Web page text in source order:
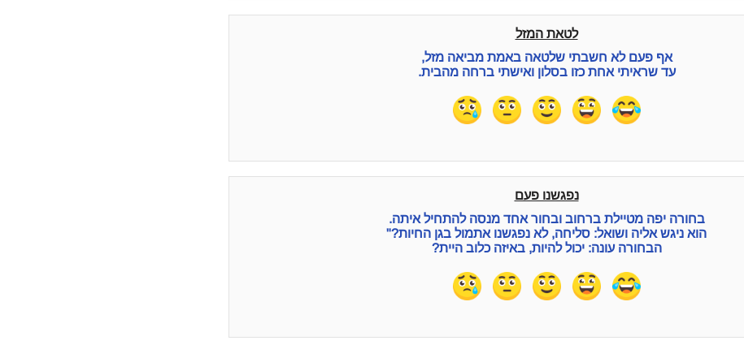
לטאת המזל
אף פעם לא חשבתי שלטאה באמת מביאה מזל,
עד שראיתי אחת כזו בסלון ואישתי ברחה מהבית.
נפגשנו פעם
בחורה יפה מטיילת ברחוב ובחור אחד מנסה להתחיל איתה.
הוא ניגש אליה ושואל: סליחה, לא נפגשנו אתמול בגן החיות?"
הבחורה עונה: יכול להיות, באיזה כלוב היית?